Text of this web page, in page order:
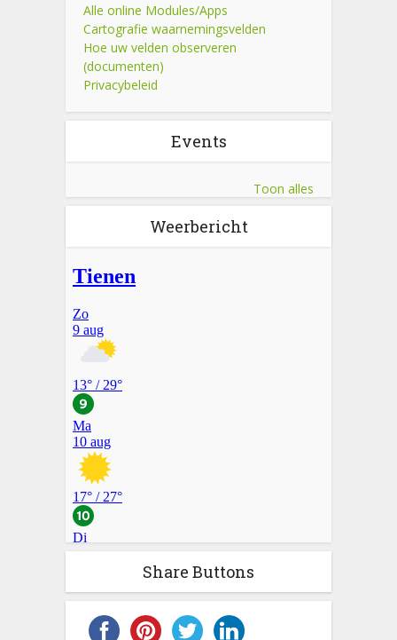
Alle online Modules/Apps
Cartografie waarnemingsvelden
Hoe uw velden observeren
(documenten)
Privacybeleid
Events
Toon alles
Weerbericht
Share Buttons